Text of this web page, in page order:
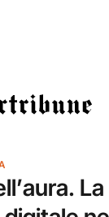
La